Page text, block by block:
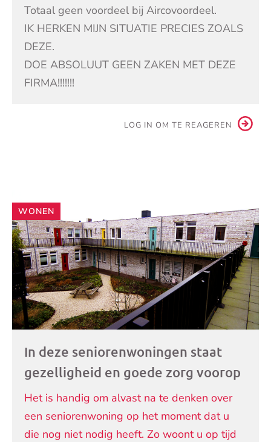
Totaal geen voordeel bij Aircovoordeel.
IK HERKEN MIJN SITUATIE PRECIES ZOALS
DEZE.
DOE ABSOLUUT GEEN ZAKEN MET DEZE
FIRMA!!!!!!!
LOG IN OM TE REAGEREN
Andere
artikelen
WONEN
In deze seniorenwoningen staat
gezelligheid en goede zorg voorop
Het is handig om alvast na te denken over
een seniorenwoning op het moment dat u
die nog niet nodig heeft. Zo woont u op tijd